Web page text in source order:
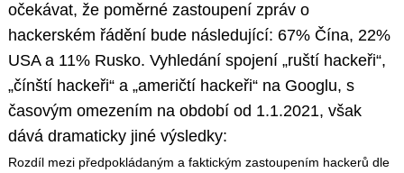
očekávat, že poměrné zastoupení zpráv o
hackerském řádění bude následující: 67% Čína, 22%
USA a 11% Rusko. Vyhledání spojení „ruští hackeři“,
„čínští hackeři“ a „američtí hackeři“ na Googlu, s
časovým omezením na období od 1.1.2021, však
dává dramaticky jiné výsledky:
Rozdíl mezi předpokládaným a faktickým zastoupením hackerů dle